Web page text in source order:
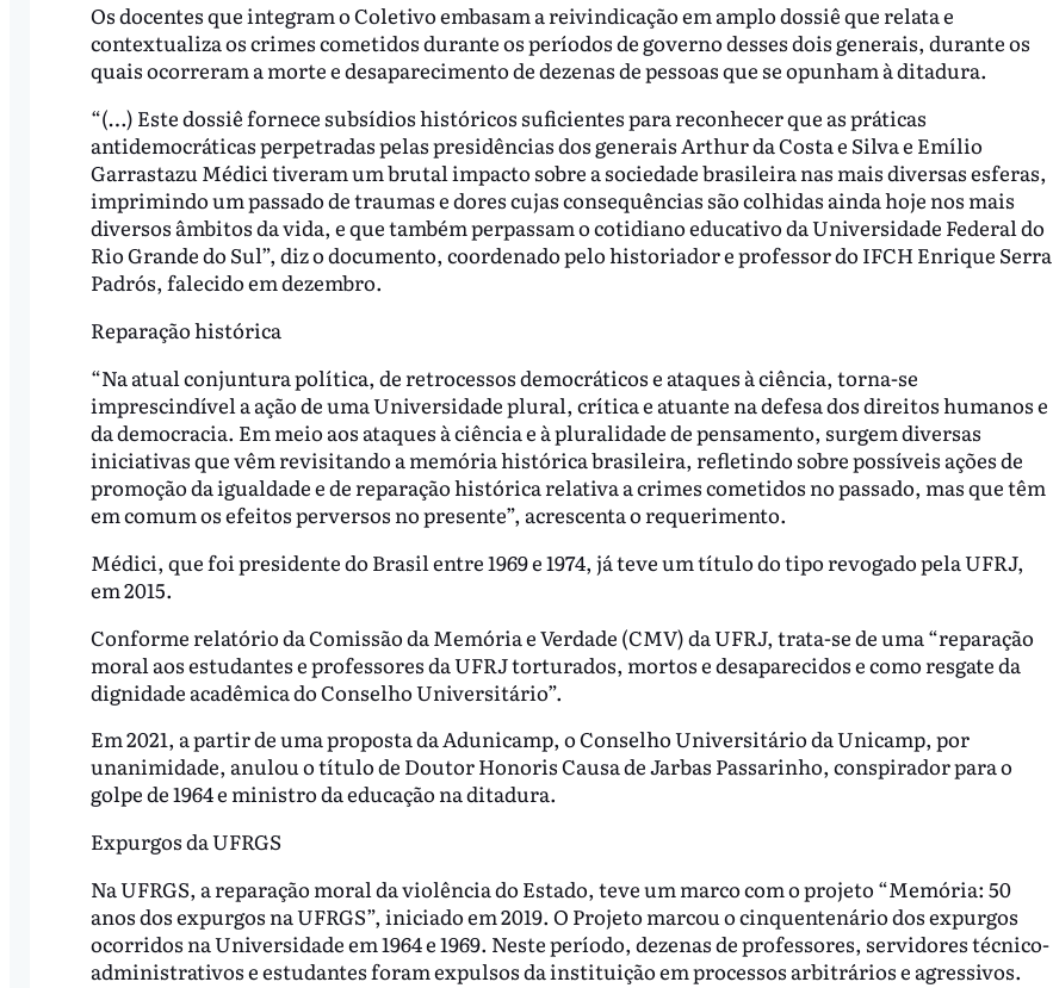
Os docentes que integram o Coletivo embasam a reivindicação em amplo dossiê que relata e
contextualiza os crimes cometidos durante os períodos de governo desses dois generais, durante os
quais ocorreram a morte e desaparecimento de dezenas de pessoas que se opunham à ditadura.
“(…) Este dossiê fornece subsídios históricos suficientes para reconhecer que as práticas
antidemocráticas perpetradas pelas presidências dos generais Arthur da Costa e Silva e Emílio
Garrastazu Médici tiveram um brutal impacto sobre a sociedade brasileira nas mais diversas esferas,
imprimindo um passado de traumas e dores cujas consequências são colhidas ainda hoje nos mais
diversos âmbitos da vida, e que também perpassam o cotidiano educativo da Universidade Federal do
Rio Grande do Sul”, diz o documento, coordenado pelo historiador e professor do IFCH Enrique Serra
Padrós, falecido em dezembro.
Reparação histórica
“Na atual conjuntura política, de retrocessos democráticos e ataques à ciência, torna-se
imprescindível a ação de uma Universidade plural, crítica e atuante na defesa dos direitos humanos e
da democracia. Em meio aos ataques à ciência e à pluralidade de pensamento, surgem diversas
iniciativas que vêm revisitando a memória histórica brasileira, refletindo sobre possíveis ações de
promoção da igualdade e de reparação histórica relativa a crimes cometidos no passado, mas que têm
em comum os efeitos perversos no presente”, acrescenta o requerimento.
Médici, que foi presidente do Brasil entre 1969 e 1974, já teve um título do tipo revogado pela UFRJ,
em 2015.
Conforme relatório da Comissão da Memória e Verdade (CMV) da UFRJ, trata-se de uma “reparação
moral aos estudantes e professores da UFRJ torturados, mortos e desaparecidos e como resgate da
dignidade acadêmica do Conselho Universitário”.
Em 2021, a partir de uma proposta da Adunicamp, o Conselho Universitário da Unicamp, por
unanimidade, anulou o título de Doutor Honoris Causa de Jarbas Passarinho, conspirador para o
golpe de 1964 e ministro da educação na ditadura.
Expurgos da UFRGS
Na UFRGS, a reparação moral da violência do Estado, teve um marco com o projeto “Memória: 50
anos dos expurgos na UFRGS”, iniciado em 2019. O Projeto marcou o cinquentenário dos expurgos
ocorridos na Universidade em 1964 e 1969. Neste período, dezenas de professores, servidores técnico-
administrativos e estudantes foram expulsos da instituição em processos arbitrários e agressivos.